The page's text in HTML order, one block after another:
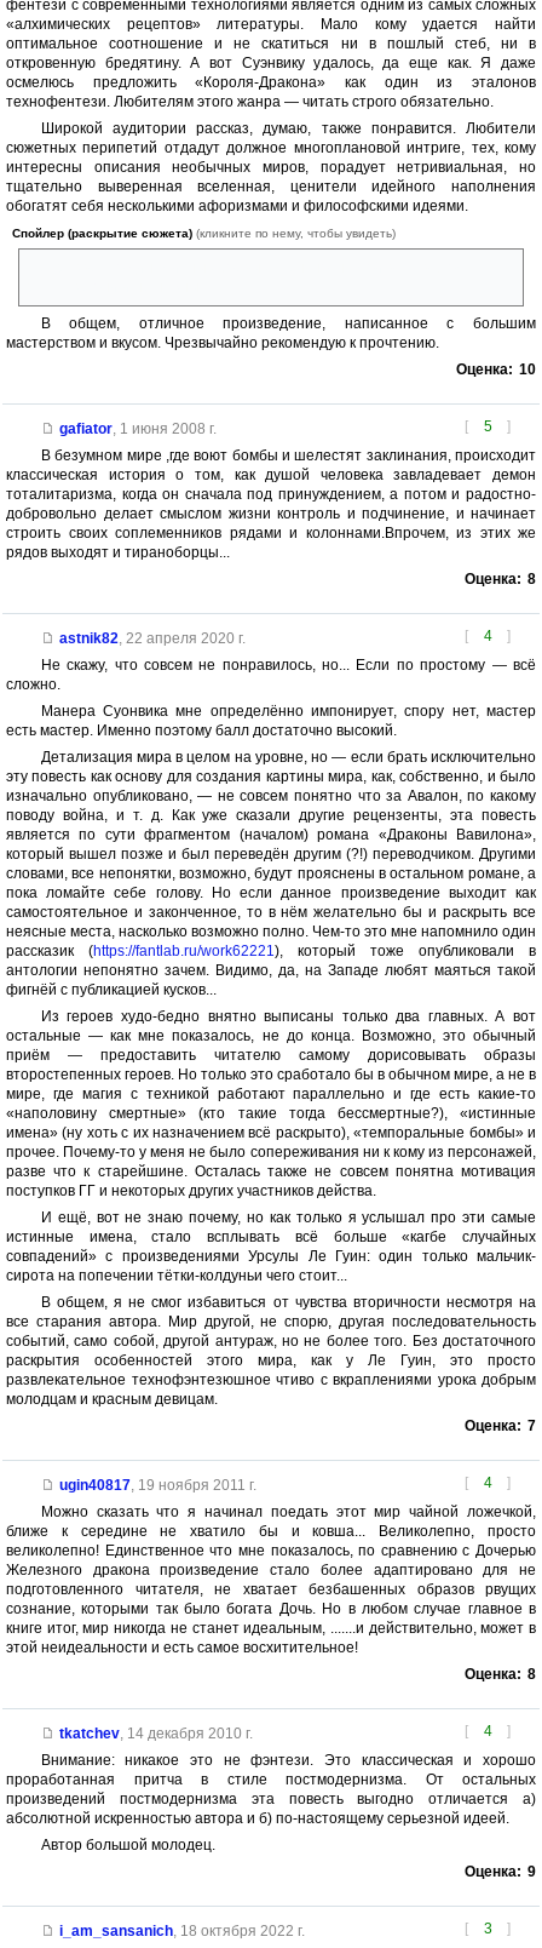
фентези с современными технологиями является одним из самых сложных
«алхимических рецептов» литературы. Мало кому удается найти
оптимальное соотношение и не скатиться ни в пошлый стеб, ни в
откровенную бредятину. А вот Суэнвику удалось, да еще как. Я даже
осмелюсь предложить «Короля-Дракона» как один из эталонов
технофентези. Любителям этого жанра — читать строго обязательно.
Широкой аудитории рассказ, думаю, также понравится. Любители
сюжетных перипетий отдадут должное многоплановой интриге, тех, кому
интересны описания необычных миров, порадует нетривиальная, но
тщательно выверенная вселенная, ценители идейного наполнения
обогатят себя несколькими афоризмами и философскими идеями.
Спойлер (раскрытие сюжета) (кликните по нему, чтобы увидеть)
В общем, отличное произведение, написанное с большим
мастерством и вкусом. Чрезвычайно рекомендую к прочтению.
Оценка: 10
[ 5 ]
gafiator, 1 июня 2008 г.
В безумном мире ,где воют бомбы и шелестят заклинания, происходит
классическая история о том, как душой человека завладевает демон
тоталитаризма, когда он сначала под принуждением, а потом и радостно-
добровольно делает смыслом жизни контроль и подчинение, и начинает
строить своих соплеменников рядами и колоннами.Впрочем, из этих же
рядов выходят и тираноборцы...
Оценка: 8
[ 4 ]
astnik82, 22 апреля 2020 г.
Не скажу, что совсем не понравилось, но... Если по простому — всё
сложно.
Манера Суонвика мне определённо импонирует, спору нет, мастер
есть мастер. Именно поэтому балл достаточно высокий.
Детализация мира в целом на уровне, но — если брать исключительно
эту повесть как основу для создания картины мира, как, собственно, и было
изначально опубликовано, — не совсем понятно что за Авалон, по какому
поводу война, и т. д. Как уже сказали другие рецензенты, эта повесть
является по сути фрагментом (началом) романа «Драконы Вавилона»,
который вышел позже и был переведён другим (?!) переводчиком. Другими
словами, все непонятки, возможно, будут прояснены в остальном романе, а
пока ломайте себе голову. Но если данное произведение выходит как
самостоятельное и законченное, то в нём желательно бы и раскрыть все
неясные места, насколько возможно полно. Чем-то это мне напомнило один
рассказик (https://fantlab.ru/work62221), который тоже опубликовали в
антологии непонятно зачем. Видимо, да, на Западе любят маяться такой
фигнёй с публикацией кусков...
Из героев худо-бедно внятно выписаны только два главных. А вот
остальные — как мне показалось, не до конца. Возможно, это обычный
приём — предоставить читателю самому дорисовывать образы
второстепенных героев. Но только это сработало бы в обычном мире, а не в
мире, где магия с техникой работают параллельно и где есть какие-то
«наполовину смертные» (кто такие тогда бессмертные?), «истинные
имена» (ну хоть с их назначением всё раскрыто), «темпоральные бомбы» и
прочее. Почему-то у меня не было сопереживания ни к кому из персонажей,
разве что к старейшине. Осталась также не совсем понятна мотивация
поступков ГГ и некоторых других участников действа.
И ещё, вот не знаю почему, но как только я услышал про эти самые
истинные имена, стало всплывать всё больше «кагбе случайных
совпадений» с произведениями Урсулы Ле Гуин: один только мальчик-
сирота на попечении тётки-колдуньи чего стоит...
В общем, я не смог избавиться от чувства вторичности несмотря на
все старания автора. Мир другой, не спорю, другая последовательность
событий, само собой, другой антураж, но не более того. Без достаточного
раскрытия особенностей этого мира, как у Ле Гуин, это просто
развлекательное технофэнтезюшное чтиво с вкраплениями урока добрым
молодцам и красным девицам.
Оценка: 7
[ 4 ]
ugin40817, 19 ноября 2011 г.
Можно сказать что я начинал поедать этот мир чайной ложечкой,
ближе к середине не хватило бы и ковша... Великолепно, просто
великолепно! Единственное что мне показалось, по сравнению с Дочерью
Железного дракона произведение стало более адаптировано для не
подготовленного читателя, не хватает безбашенных образов рвущих
сознание, которыми так было богата Дочь. Но в любом случае главное в
книге итог, мир никогда не станет идеальным, .......и действительно, может в
этой неидеальности и есть самое восхитительное!
Оценка: 8
[ 4 ]
tkatchev, 14 декабря 2010 г.
Внимание: никакое это не фэнтези. Это классическая и хорошо
проработанная притча в стиле постмодернизма. От остальных
произведений постмодернизма эта повесть выгодно отличается а)
абсолютной искренностью автора и б) по-настоящему серьезной идеей.
Автор большой молодец.
Оценка: 9
[ 3 ]
i_am_sansanich, 18 октября 2022 г.